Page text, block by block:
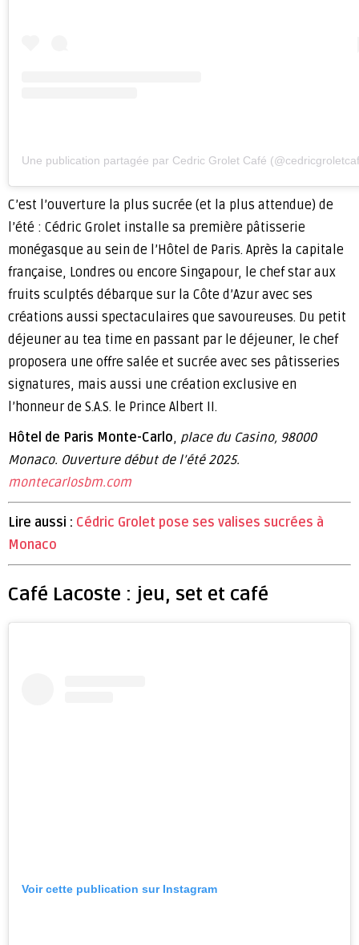
Une publication partagée par Cedric Grolet Café
C’est l’ouverture la plus sucrée (et la plus attendue) de
l’été : Cédric Grolet installe sa première pâtisserie
monégasque au sein de l’Hôtel de Paris. Après la capitale
française, Londres ou encore Singapour, le chef star aux
fruits sculptés débarque sur la Côte d’Azur avec ses
créations aussi spectaculaires que savoureuses. Du petit
déjeuner au tea time en passant par le déjeuner, le chef
proposera une offre salée et sucrée avec ses pâtisseries
signatures, mais aussi une création exclusive en
l’honneur de S.A.S. le Prince Albert II.
Hôtel de Paris Monte-Carlo, place du Casino, 98000
Monaco. Ouverture début de l’été 2025.
montecarlosbm.com
Lire aussi : Cédric Grolet pose ses valises sucrées à
Monaco
Café Lacoste : jeu, set et café
Voir cette publication sur Instagram